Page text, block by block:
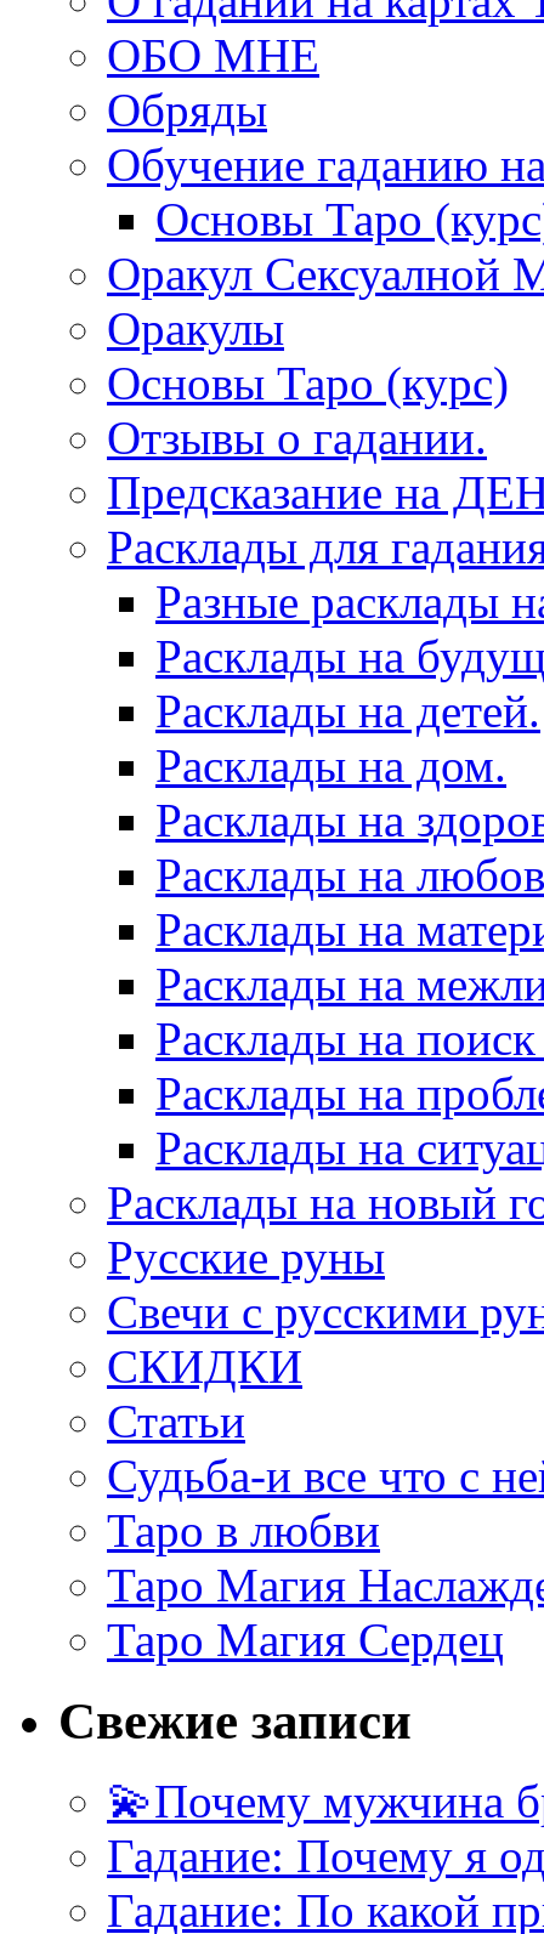
ОБО МНЕ
Обряды
Обучение гаданию
Основы Таро
Оракул Сексуалной
Оракулы
Основы Таро (курс)
Отзывы о гадании.
Предсказание на
Расклады для
Разные расклады
Расклады на
Расклады на детей.
Расклады на дом.
Расклады на
Расклады на
Расклады на
Расклады на
Расклады на
Расклады на
Расклады на
Расклады на новый
Русские руны
Свечи с русскими
СКИДКИ
Статьи
Судьба-и все что с
Таро в любви
Таро Магия
Таро Магия Сердец
Свежие записи
💫Почему мужчина
Гадание: Почему я
Гадание: По какой